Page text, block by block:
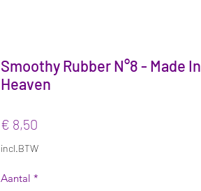
Smoothy Rubber N°8 - Made In
Heaven
€ 8,50
incl.BTW
Aantal *